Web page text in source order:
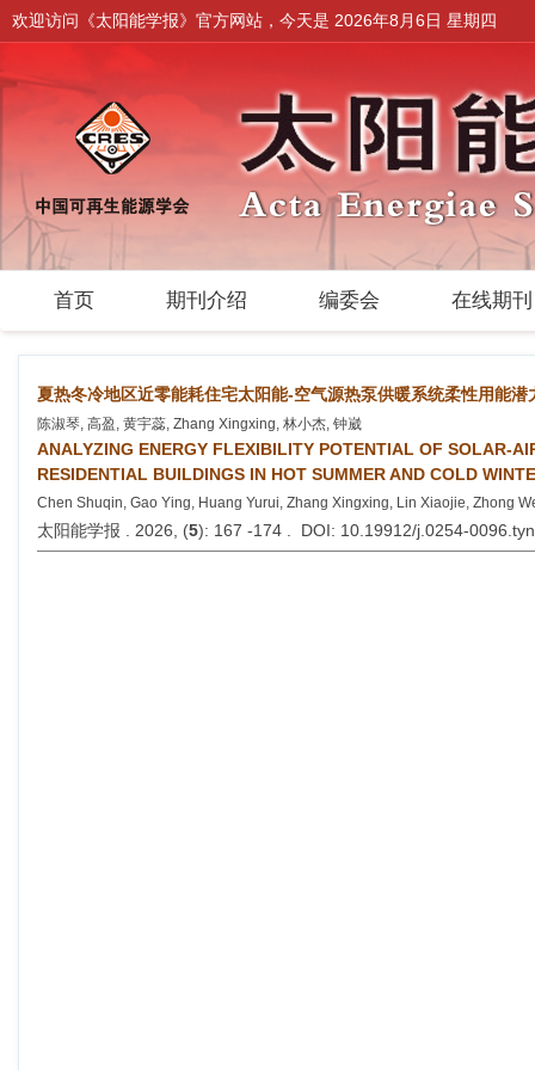
欢迎访问《太阳能学报》官方网站，今天是 2026年8月6日 星期四
首页 期刊介绍 编委会 在线期
夏热冬冷地区近零能耗住宅太阳能-空气源热泵供暖系统柔性用能潜
陈淑琴, 高盈, 黄宇蕊, Zhang Xingxing, 林小杰, 钟崴
ANALYZING ENERGY FLEXIBILITY POTENTIAL OF SOLAR-
RESIDENTIAL BUILDINGS IN HOT SUMMER AND COLD
Chen Shuqin, Gao Ying, Huang Yurui, Zhang Xingxing, Lin Xiaojie, Zhong
太阳能学报 . 2026, (5): 167 -174 . DOI: 10.19912/j.0254-